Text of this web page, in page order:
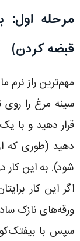
مرحله اول:
قبضه کردن)
مهم‌ترین راز
سینه مرغ را روی
قرار دهید و با
دهید (طوری که
شود). به این
اگر این کار
ورقه‌های نازک
سپس با